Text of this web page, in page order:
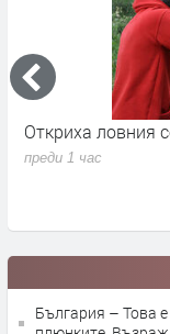
Откриха ловния
преди 1 час
България – Това